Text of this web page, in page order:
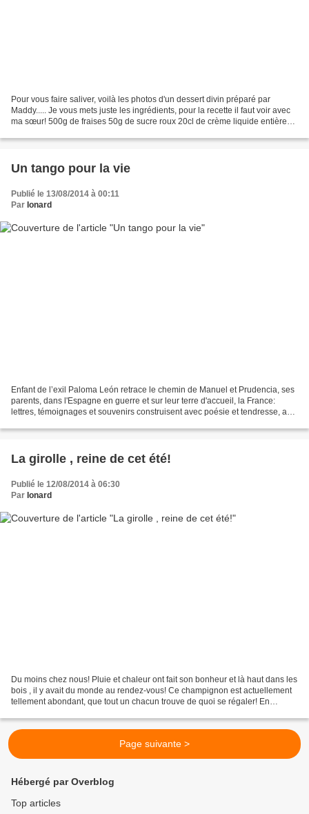
Pour vous faire saliver, voilà les photos d'un dessert divin préparé par
Maddy..... Je vous mets juste les ingrédients, pour la recette il faut voir avec
ma sœur! 500g de fraises 50g de sucre roux 20cl de crème liquide entière
Un tango pour la vie
Publié le 13/08/2014 à 00:11
Par Ionard
Enfant de l’exil Paloma León retrace le chemin de Manuel et Prudencia, ses
parents, dans l'Espagne en guerre et sur leur terre d'accueil, la France:
lettres, témoignages et souvenirs construisent avec poésie et tendresse, au
La girolle , reine de cet été!
Publié le 12/08/2014 à 06:30
Par Ionard
Du moins chez nous! Pluie et chaleur ont fait son bonheur et là haut dans les
bois , il y avait du monde au rendez-vous! Ce champignon est actuellement
tellement abondant, que tout un chacun trouve de quoi se régaler! En
Page suivante >
Hébergé par Overblog
Top articles